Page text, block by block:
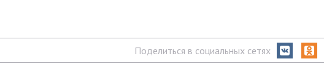
Поделиться в социальных сетях